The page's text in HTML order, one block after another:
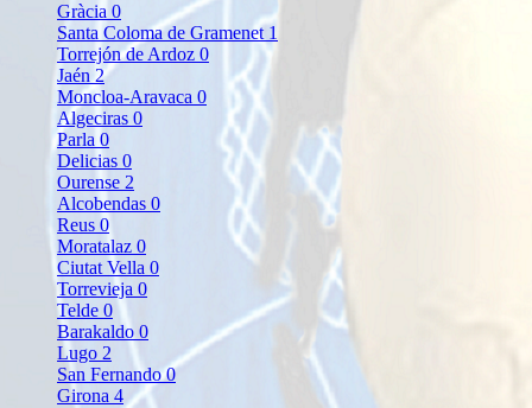
Gràcia 0
Santa Coloma de Gramenet 1
Torrejón de Ardoz 0
Jaén 2
Moncloa-Aravaca 0
Algeciras 0
Parla 0
Delicias 0
Ourense 2
Alcobendas 0
Reus 0
Moratalaz 0
Ciutat Vella 0
Torrevieja 0
Telde 0
Barakaldo 0
Lugo 2
San Fernando0
Girona 4